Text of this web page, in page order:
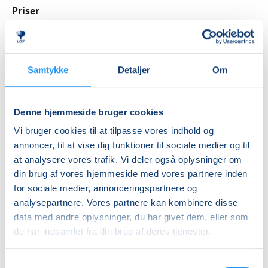
Samtykke Detaljer Om
Denne hjemmeside bruger cookies
Vi bruger cookies til at tilpasse vores indhold og
annoncer, til at vise dig funktioner til sociale medier og til
at analysere vores trafik. Vi deler også oplysninger om
din brug af vores hjemmeside med vores partnere inden
for sociale medier, annonceringspartnere og
analysepartnere. Vores partnere kan kombinere disse
data med andre oplysninger, du har givet dem, eller som
de har indsamlet fra din brug af deres tjenester.
Midtjylland på telefon: 87 26 23 26 eller send en mail
tilkontor@lof-midtjylland.dk.
Priser
Kontakt os for
DKK 0,00
6314611
Første mødegang
tirsdag 20.10.2026, kl. 13.00 - 16.00
Sidste mødegang
tirsdag 15.12.2026, kl. 13.00 - 16.00
Antal mødegange